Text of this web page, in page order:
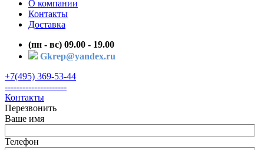
О компании
Контакты
Доставка
(пн - вс) 09.00 - 19.00
Gkrep@yandex.ru
+7(495) 369-53-44
---------------------
Контакты
Перезвонить
Ваше имя
Телефон